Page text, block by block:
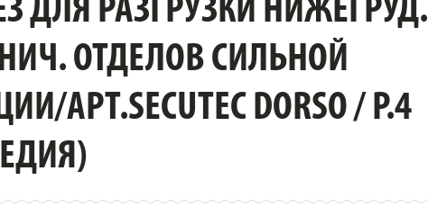
ДЛЯ РАЗГРУЗКИ НИЖЕГРУД.
ОТДЕЛОВ СИЛЬНОЙ
АРТ.SECUTEC DORSO / Р.4